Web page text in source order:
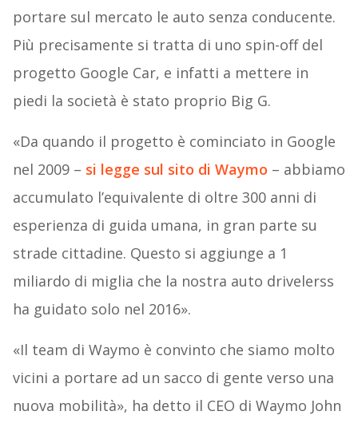
portare sul mercato le auto senza conducente.
Più precisamente si tratta di uno spin-off del
progetto Google Car, e infatti a mettere in
piedi la società è stato proprio Big G.
«Da quando il progetto è cominciato in Google
nel 2009 – si legge sul sito di Waymo – abbiamo
accumulato l’equivalente di oltre 300 anni di
esperienza di guida umana, in gran parte su
strade cittadine. Questo si aggiunge a 1
miliardo di miglia che la nostra auto drivelerss
ha guidato solo nel 2016».
«Il team di Waymo è convinto che siamo molto
vicini a portare ad un sacco di gente verso una
nuova mobilità», ha detto il CEO di Waymo John